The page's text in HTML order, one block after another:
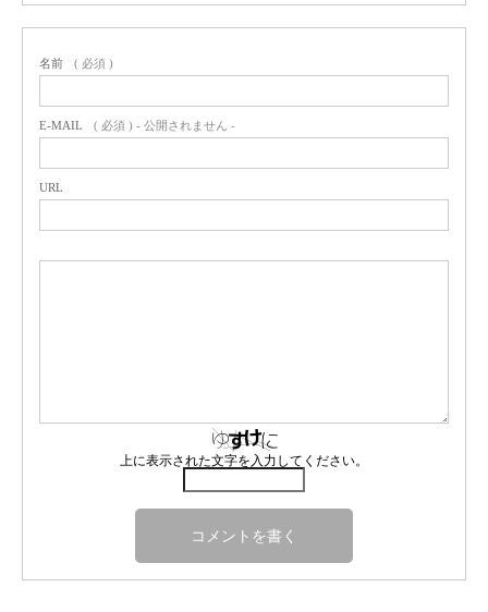
名前 ( 必須 )
E-MAIL ( 必須 ) - 公開されません -
URL
上に表示された文字を入力してください。